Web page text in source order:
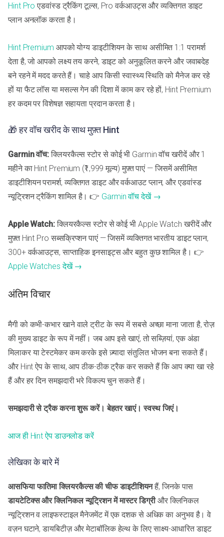
Hint Pro एडवांस्ड ट्रैकिंग टूल्स, Pro वर्कआउट्स और व्यक्तिगत डाइट
प्लान अनलॉक करता है।
Hint Premium आपको योग्य डाइटीशियन के साथ असीमित 1:1 परामर्श
देता है, जो आपको लक्ष्य तय करने, डाइट को अनुकूलित करने और जवाबदेह
बने रहने में मदद करते हैं। चाहे आप किसी स्वास्थ्य स्थिति को मैनेज कर रहे
हों या फैट लॉस या मसल्स गेन की दिशा में काम कर रहे हों, Hint Premium
हर कदम पर विशेषज्ञ सहायता प्रदान करता है।
🎁 हर वॉच खरीद के साथ मुफ़्त Hint
Garmin वॉच: क्लियरकैल्स स्टोर से कोई भी Garmin वॉच खरीदें और 1
महीने का Hint Premium (₹1,999 मूल्य) मुफ़्त पाएं — जिसमें असीमित
डाइटीशियन परामर्श, व्यक्तिगत डाइट और वर्कआउट प्लान, और एडवांस्ड
न्यूट्रिशन ट्रैकिंग शामिल है। 👉 Garmin वॉच देखें →
Apple Watch:क्लियरकैल्स स्टोर से कोई भी Apple Watch खरीदें और
मुफ़्त Hint Pro सब्सक्रिप्शन पाएं — जिसमें व्यक्तिगत भारतीय डाइट प्लान,
300+ वर्कआउट्स, साप्ताहिक इनसाइट्स और बहुत कुछ शामिल है। 👉
Apple Watches देखें →
अंतिम विचार
मैगी को कभी-कभार खाने वाले ट्रीट के रूप में सबसे अच्छा माना जाता है, रोज़
की मुख्य डाइट के रूप में नहीं। जब आप इसे खाएं, तो सब्ज़ियां, एक अंडा
मिलाकर या टेस्टमेकर कम करके इसे ज़्यादा संतुलित भोजन बना सकते हैं।
और Hint ऐप के साथ, आप ठीक-ठीक ट्रैक कर सकते हैं कि आप क्या खा रहे
हैं और हर दिन समझदारी भरे विकल्प चुन सकते हैं।
समझदारी से ट्रैक करना शुरू करें। बेहतर खाएं। स्वस्थ जिएं।
आज ही Hint ऐप डाउनलोड करें
लेखिका के बारे में
आसफिया फातिमा क्लियरकैल्स की चीफ डाइटीशियनहैं, जिनके पास
डायटेटिक्स और क्लिनिकल न्यूट्रिशन में मास्टर डिग्रीऔर क्लिनिकल
न्यूट्रिशन व लाइफस्टाइल मैनेजमेंट में एक दशक से अधिक का अनुभव है। वे
वज़न घटाने, डायबिटीज़ और मेटाबॉलिक हेल्थ के लिए साक्ष्य-आधारित डाइट